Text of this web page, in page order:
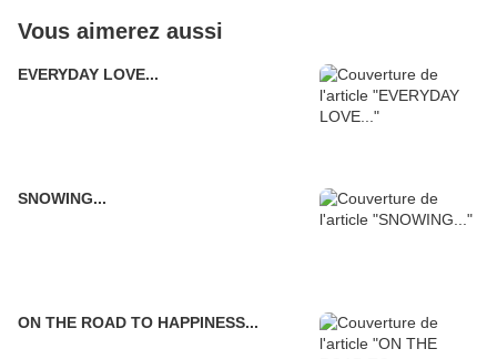
Vous aimerez aussi
EVERYDAY LOVE...
SNOWING...
ON THE ROAD TO HAPPINESS...